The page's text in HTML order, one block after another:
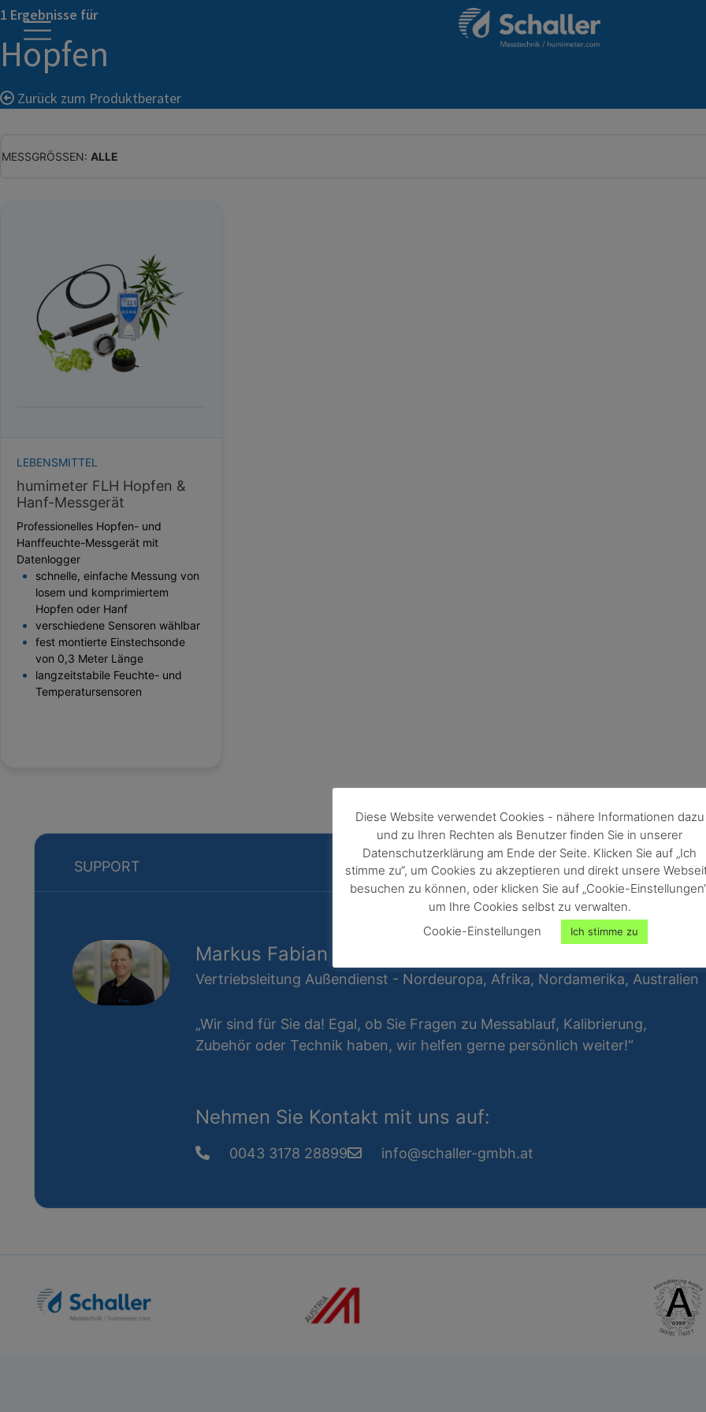
1 Ergebnisse für
Hopfen
Zurück zum Produktberater
MESSGRÖSSEN: ALLE
ABSOLUTE FEUCHTE
TEMPERATUR
GLEICHGEWICHTSFEUCHTE
WASSERAKTIVITÄT
TROCKENSUBSTANZ
HEKTOLITERGEWICHT
TAUPUNKT
LEBENSMITTEL
humimeter FLH Hopfen &
Hanf-Messgerät
Professionelles Hopfen- und
Hanffeuchte-Messgerät mit
Datenlogger
schnelle, einfache Messung von
losem und komprimiertem
Hopfen oder Hanf
verschiedene Sensoren wählbar
fest montierte Einstechsonde
von 0,3 Meter Länge
langzeitstabile Feuchte- und
Temperatursensoren
SUPPORT
Markus Fabian
Vertriebsleitung Außendienst - Nordeuropa, Afrika, Nordamerika, Australien
„Wir sind für Sie da! Egal, ob Sie Fragen zu Messablauf, Kalibrierung,
Zubehör oder Technik haben, wir helfen gerne persönlich weiter!“
Nehmen Sie Kontakt mit uns auf:
0043 3178 28899 info@schaller-gmbh.at
Diese Website verwendet Cookies - nähere Informationen dazu
und zu Ihren Rechten als Benutzer finden Sie in unserer
Datenschutzerklärung am Ende der Seite. Klicken Sie auf „Ich
stimme zu“, um Cookies zu akzeptieren und direkt unsere
besuchen zu können, oder klicken Sie auf „Cookie-
um Ihre Cookies selbst zu verwalten.
Cookie-Einstellungen
Ich stimme zu